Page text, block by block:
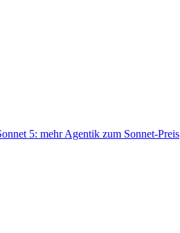
5: mehr Agentik zum Sonnet-Preis